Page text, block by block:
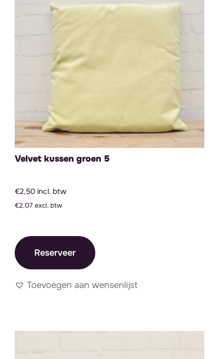
Velvet kussen groen 5
€2,50 incl. btw
€2,07 excl. btw
Reserveer
Toevoegen aan wensenlijst